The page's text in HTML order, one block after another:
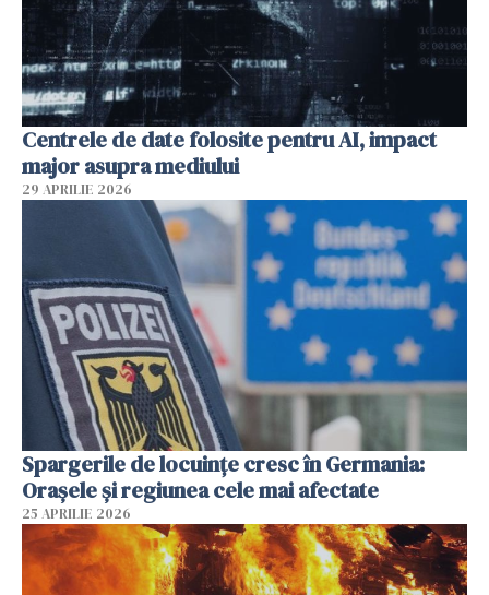
Centrele de date folosite pentru AI, impact
major asupra mediului
29 APRILIE 2026
Spargerile de locuințe cresc în Germania:
Orașele și regiunea cele mai afectate
25 APRILIE 2026